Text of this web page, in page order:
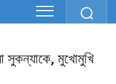
সুকন্যাকে, মুখোমুখি